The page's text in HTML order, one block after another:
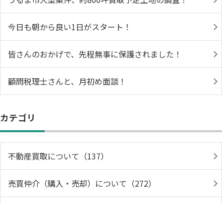
今日も朝から良い1日がスタート！
皆さんのおかげで、先程無事に保護されました！
顧問税理士さんと、月初め面談！
カテゴリ
不動産買取について（137）
売買仲介（購入・売却）について（272）